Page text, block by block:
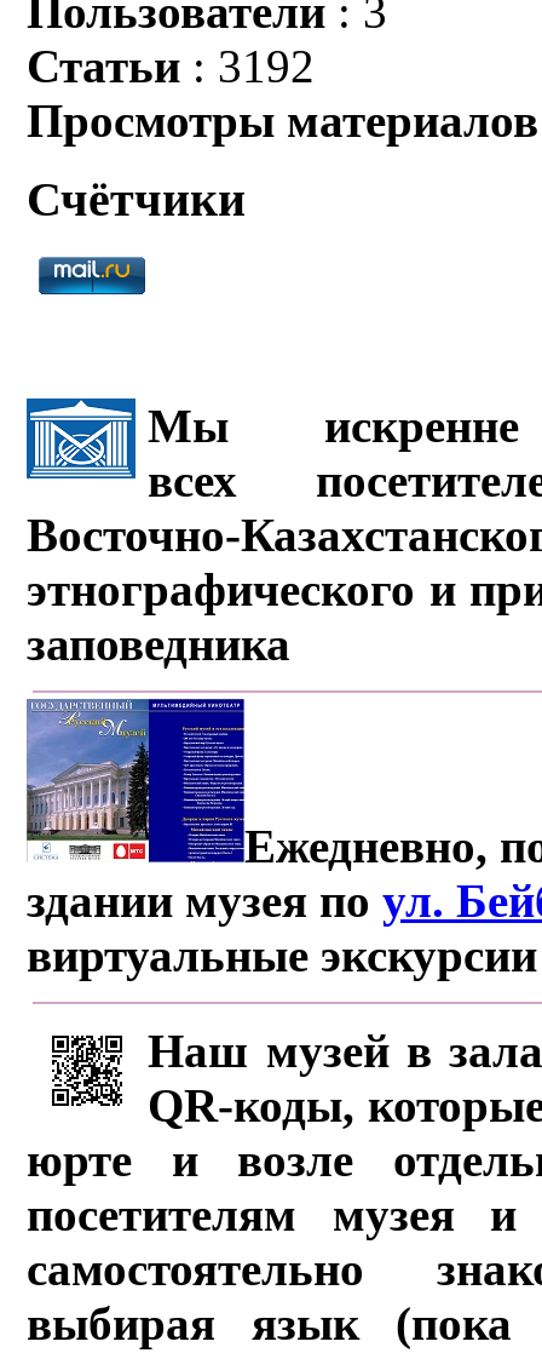
Пользователи : 3
Статьи : 3192
Просмотры материалов
Счётчики
Мы искренне
всех
Восточно-
этнографического и
заповедника
Ежедневно,
здании музея поул.
виртуальные
Наш музей в
QR-коды,
юрте и возле
посетителям музея и
самостоятельно
выбирая язык (пока